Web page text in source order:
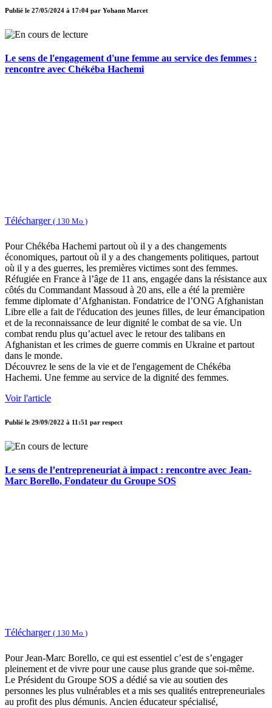
Publié le 27/05/2024 à 17:04 par Yohann Marcet
Le sens de l'engagement d'une femme au service des femmes :
rencontre avec Chékéba Hachemi
Télécharger ( 130 Mo )
Pour Chékéba Hachemi partout où il y a des changements
économiques, partout où il y a des changements politiques, partout
où il y a des guerres, les premières victimes sont des femmes.
Réfugiée en France à l’âge de 11 ans, engagée dans la résistance aux
côtés du Commandant Massoud à 20 ans, elle a été la première
femme diplomate d’Afghanistan. Fondatrice de l’ONG Afghanistan
Libre elle a fait de l'éducation des jeunes filles, de leur émancipation
et de la reconnaissance de leur dignité le combat de sa vie. Un
combat rendu plus qu’actuel avec le retour des talibans en
Afghanistan et les crimes de guerre commis en Ukraine et partout
dans le monde.
Découvrez le sens de la vie et de l'engagement de Chékéba
Hachemi. Une femme au service de la dignité des femmes.
Voir l'article
Publié le 29/09/2022 à 11:51 par respect
Le sens de l’entrepreneuriat à impact : rencontre avec Jean-
Marc Borello, Fondateur du Groupe SOS
Télécharger ( 130 Mo )
Pour Jean-Marc Borello, ce qui est essentiel c’est de s’engager
pleinement et de vivre pour une cause plus grande que soi-même.
Le Président du Groupe SOS a dédié sa vie au soutien des
personnes les plus vulnérables et a mis ses qualités entrepreneuriales
au profit des plus démunis. Ancien éducateur spécialisé,